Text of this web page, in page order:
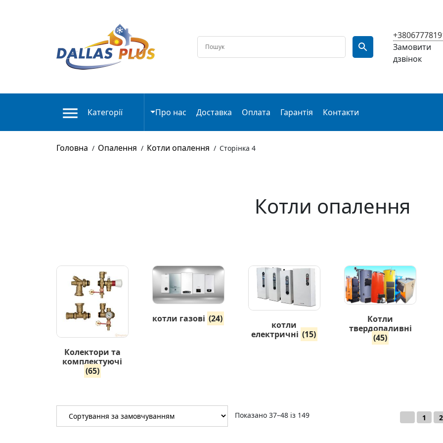
Замовити
дзвінок
Категорії Про нас Доставка Оплата Гарантія Контакти
Головна / Опалення / Котли опалення / Сторінка 4
Котли опалення
Колектори та
комплектуючі
(65)
котли газові (24)
котли
електричні (15)
Котли
твердопаливні
(45)
Показано 37–48 із 149 1 2